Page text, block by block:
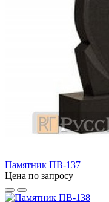
Памятник ПВ-137
Цена по запросу